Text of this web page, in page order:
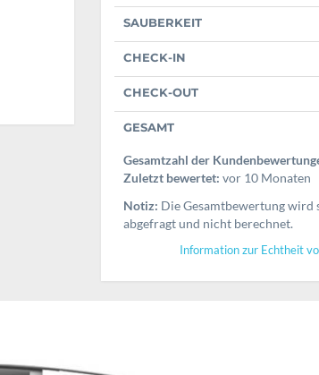
SAUBERKEIT
CHECK-IN
CHECK-OUT
GESAMT
Gesamtzahl der
Zuletzt bewertet: vor 10 Monaten
Notiz: Die Gesamtbewertung wird
abgefragt und nicht berechnet.
Information zur Echtheit